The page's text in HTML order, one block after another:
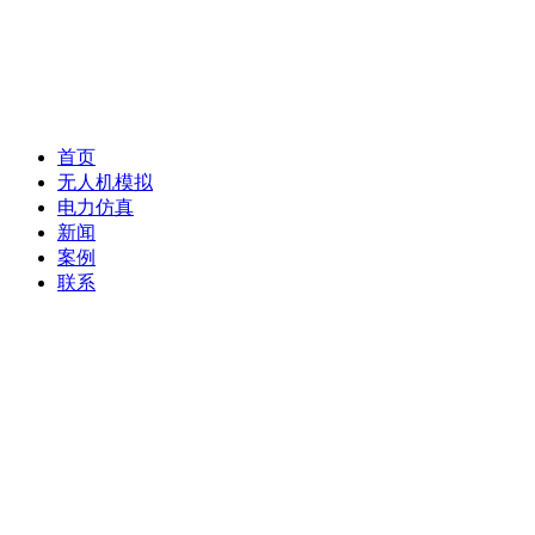
首页
无人机模拟
电力仿真
新闻
案例
联系